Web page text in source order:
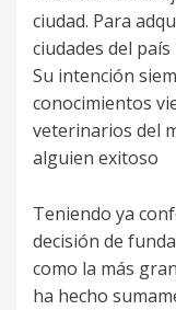
ciudad. Para
ciudades del
Su intención
conocimientos
veterinarios del
alguien exitoso
Teniendo ya
decisión de
como la más
ha hecho